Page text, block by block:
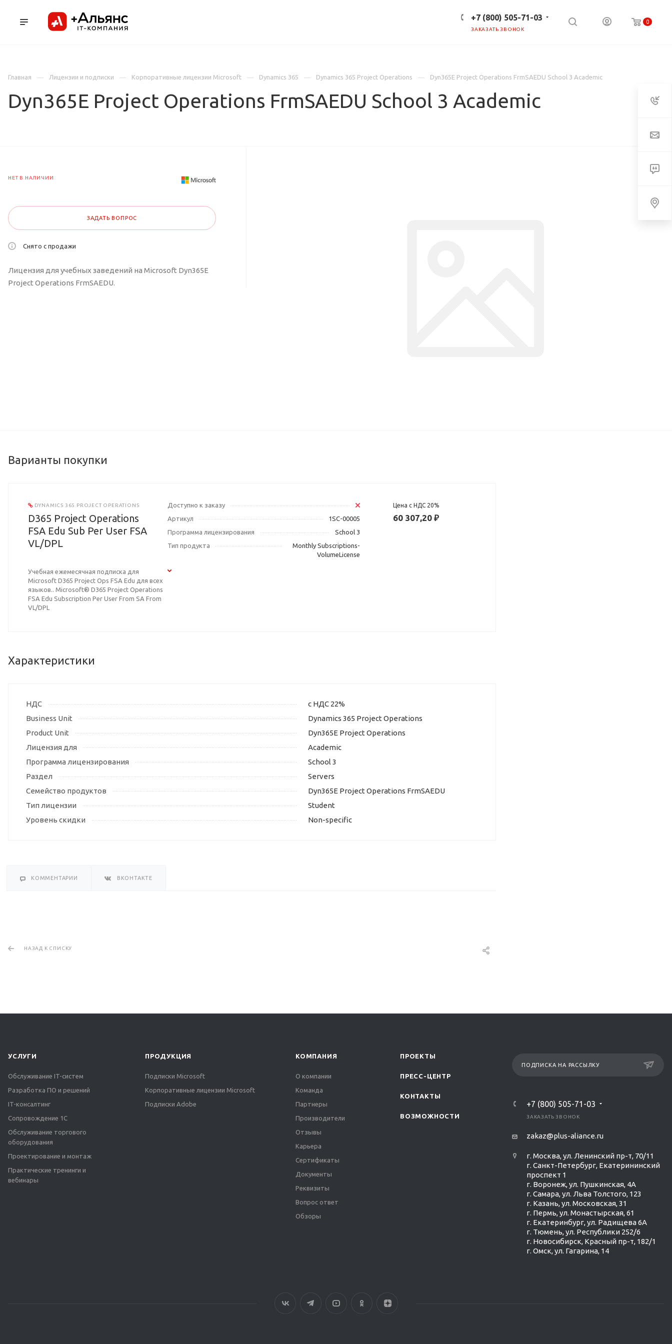
0
+7 (800) 505-71-03
ЗАКАЗАТЬ ЗВОНОК
Главная
Лицензии и подписки Корпоративные лицензии Microsoft Dynamics 365 Dynamics 365 Project Operations Dyn365E Project Operations FrmSAEDU School 3 Academic
Dyn365E Project Operations FrmSAEDU School 3 Academic
НЕТ В НАЛИЧИИ
ЗАДАТЬ ВОПРОС
Снято с продажи
Лицензия для учебных заведений на Microsoft Dyn365E
Project Operations FrmSAEDU.
Варианты покупки
DYNAMICS 365 PROJECT OPERATIONS
D365 Project Operations
FSA Edu Sub Per User FSA
VL/DPL
Учебная ежемесячная подписка для
Microsoft D365 Project Ops FSA Edu для всех
языков.. Microsoft® D365 Project Operations
FSA Edu Subscription Per User From SA From
VL/DPL
Доступно к заказу
Артикул
1SC-00005
Программа лицензирования
School 3
Тип продукта
Monthly Subscriptions-
VolumeLicense
Цена с НДС 20%
60 307,20 ₽
Характеристики
НДС
с НДС 22%
Business Unit
Dynamics 365 Project Operations
Product Unit
Dyn365E Project Operations
Лицензия для
Academic
Программа лицензирования
School 3
Раздел
Servers
Семейство продуктов
Dyn365E Project Operations FrmSAEDU
Тип лицензии
Student
Уровень скидки
Non-specific
КОММЕНТАРИИ ВКОНТАКТЕ
НАЗАД К СПИСКУ
УСЛУГИ
Обслуживание IT-систем
Разработка ПО и решений
IT-консалтинг
Сопровождение 1С
Обслуживание торгового
оборудования
Проектирование и монтаж
Практические тренинги и
вебинары
ПРОДУКЦИЯ
Подписки Microsoft
Корпоративные лицензии Microsoft
Подписки Adobe
КОМПАНИЯ
О компании
Команда
Партнеры
Производители
Отзывы
Карьера
Сертификаты
Документы
Реквизиты
Вопрос ответ
Обзоры
ПРОЕКТЫ
ПРЕСС-ЦЕНТР
КОНТАКТЫ
ВОЗМОЖНОСТИ
ПОДПИСКА НА РАССЫЛКУ
+7 (800) 505-71-03
ЗАКАЗАТЬ ЗВОНОК
zakaz@plus-aliance.ru
г. Москва, ул. Ленинский пр-т, 70/11
г. Санкт-Петербург, Екатерининский
проспект 1
г. Воронеж, ул. Пушкинская, 4А
г. Самара, ул. Льва Толстого, 123
г. Казань, ул. Московская, 31
г. Пермь, ул. Монастырская, 61
г. Екатеринбург, ул. Радищева 6А
г. Тюмень, ул. Республики 252/6
г. Новосибирск, Красный пр-т, 182/1
г. Омск, ул. ​Гагарина, 14